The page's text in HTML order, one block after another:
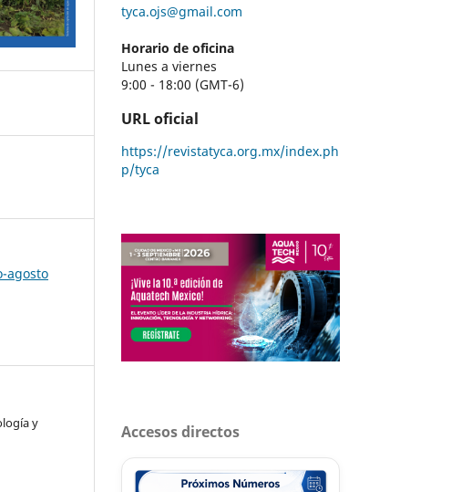
agosto
y
tyca.ojs@gmail.com
Horario de oficina
Lunes a viernes
9:00 - 18:00 (GMT-6)
URL oficial
https://revistatyca.org.mx/index.ph
p/tyca
Accesos directos